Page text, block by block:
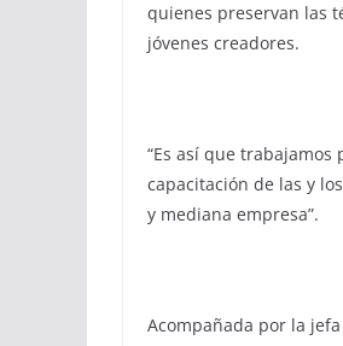
quienes preservan las
jóvenes creadores.
“Es así que
capacitación de las y
y mediana empresa”.
Acompañada por la